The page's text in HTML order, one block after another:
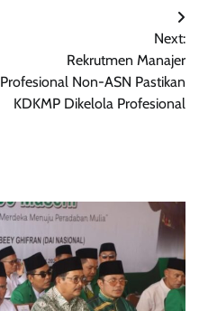
Next:
Rekrutmen Manajer
Profesional Non-ASN Pastikan
KDKMP Dikelola Profesional